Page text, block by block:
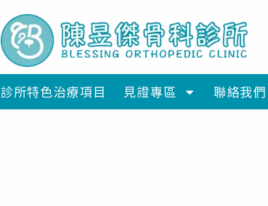
診所特色治療項目 見證專區 聯絡我們